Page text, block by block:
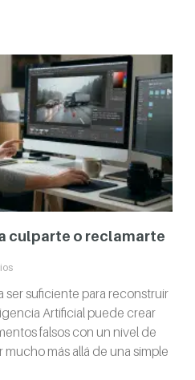
culparte o reclamarte
ser suficiente para reconstruir
Artificial puede crear
falsos con un nivel de
mucho más allá de una simple